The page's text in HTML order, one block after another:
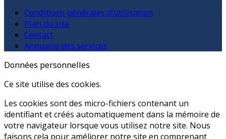
Conditions générales d'utilisation
Plan du site
Contact
Annuaire des services
Données personnelles
Ce site utilise des cookies.
Les cookies sont des micro-fichiers contenant un
identifiant et créés automatiquement dans la mémoire de
votre navigateur lorsque vous utilisez notre site. Nous
faisons cela pour améliorer notre site en comprenant